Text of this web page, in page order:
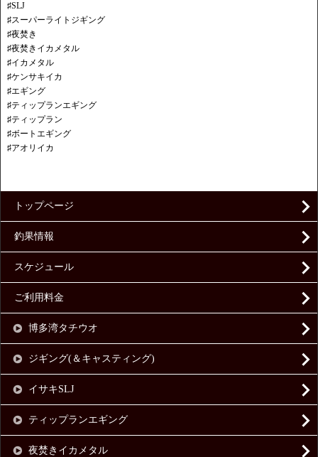
♯SLJ
♯スーパーライトジギング
♯夜焚き
♯夜焚きイカメタル
♯イカメタル
♯ケンサキイカ
♯エギング
♯ティップランエギング
♯ティップラン
♯ボートエギング
♯アオリイカ
トップページ
釣果情報
スケジュール
ご利用料金
博多湾タチウオ
ジギング(＆キャスティング)
イサキSLJ
ティップランエギング
夜焚きイカメタル